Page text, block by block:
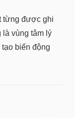
từng được ghi
vùng tâm lý
biến động